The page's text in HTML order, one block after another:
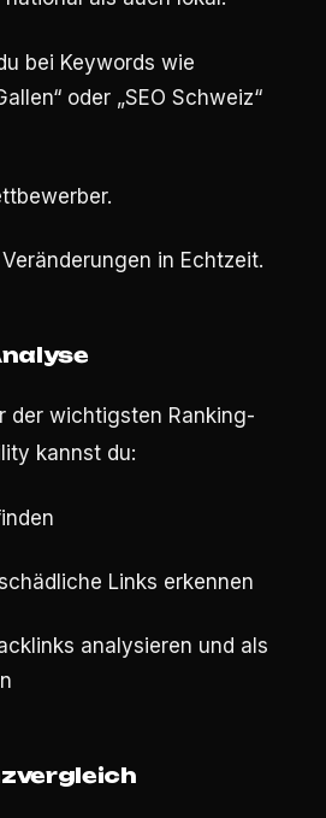
bei Keywords wie
oder „SEO Schweiz“
in Echtzeit.
der wichtigsten Ranking-
kannst du:
Links erkennen
analysieren und als